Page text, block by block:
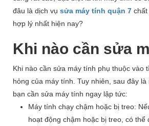
đâu là dịch vụ sửa máy tính quận 7
hợp lý nhất hiện nay?
Khi nào cần sửa
Khi nào cần sửa máy tính phụ thuộc vào
hỏng của máy tính. Tuy nhiên, sau đây
bạn cần sửa máy tính ngay lập tức:
Máy tính chạy chậm hoặc bị treo:
hoạt động chậm hoặc bị treo, có thể